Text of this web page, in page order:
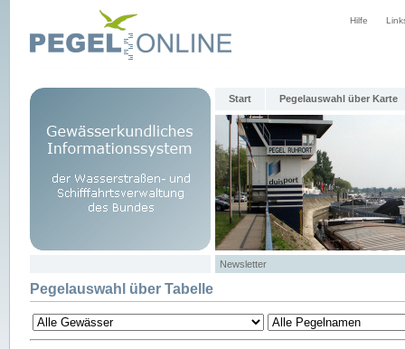
Hilfe
Start Pegelauswahl über Karte
Newsletter
Pegelauswahl über Tabelle